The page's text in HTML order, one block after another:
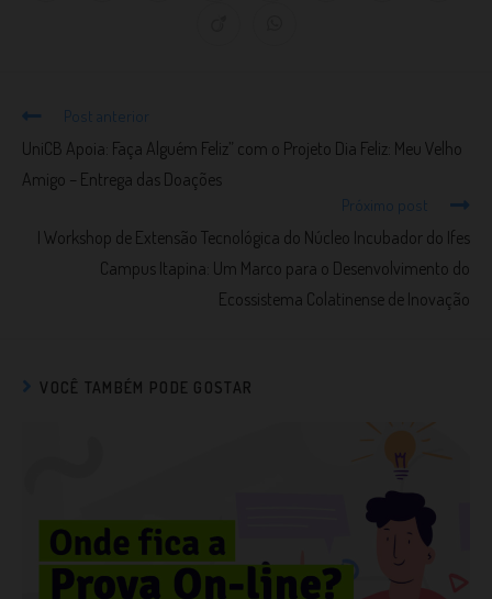
Post anterior
UniCB Apoia: Faça Alguém Feliz” com o Projeto Dia Feliz: Meu Velho
Amigo – Entrega das Doações
Próximo post
I Workshop de Extensão Tecnológica do Núcleo Incubador do Ifes
Campus Itapina: Um Marco para o Desenvolvimento do
Ecossistema Colatinense de Inovação
VOCÊ TAMBÉM PODE GOSTAR